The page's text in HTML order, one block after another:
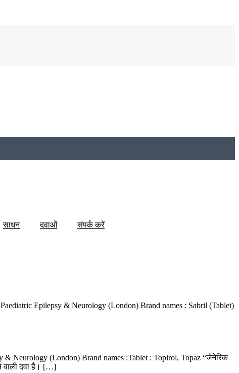
साधन दवाओं संपर्क करें
Epilepsy & Neurology (London) Brand names : Sabril (Tablet)
& Neurology (London) Brand names :Tablet : Topirol, Topaz “जेनेरिक
वाली दवा है। […]